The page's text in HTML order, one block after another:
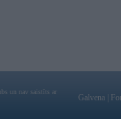
un nav saistīts ar
Galvena